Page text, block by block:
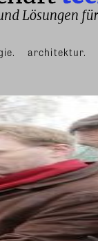
architektur.